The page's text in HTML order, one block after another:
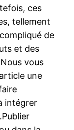
ces
tellement
de
et des
vous
une
intégrer